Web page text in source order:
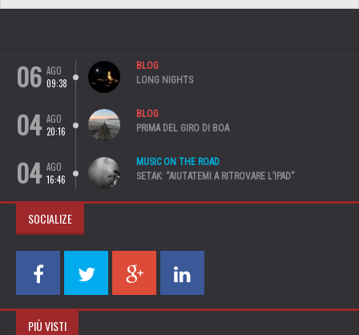
06 AGO
09:38
BLOG
LONG NIGHTS
04 AGO
20:16
BLOG
PRIMA DEL GIRO DI BOA
04 AGO
16:46
MUSIC ON THE ROAD
SETAK: “AIUTATEMI A RITROVARE L’IPAD”
SOCIALIZE
PIÙ VISTI